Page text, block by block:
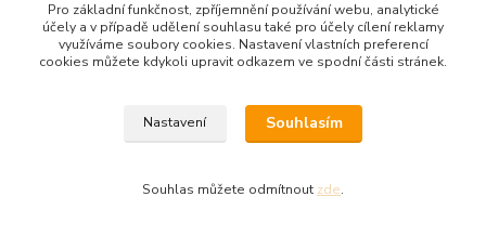
Odstoupení od smlouvy - MOJE OBJEDNÁVKA - klikni zde.
Pro základní funkčnost, zpříjemnění používání webu, analytické
účely a v případě udělení souhlasu také pro účely cílení reklamy
využíváme soubory cookies. Nastavení vlastních preferencí
cookies můžete kdykoli upravit odkazem ve spodní části stránek.
Nastavení Souhlasím
Souhlas můžete odmítnout zde.